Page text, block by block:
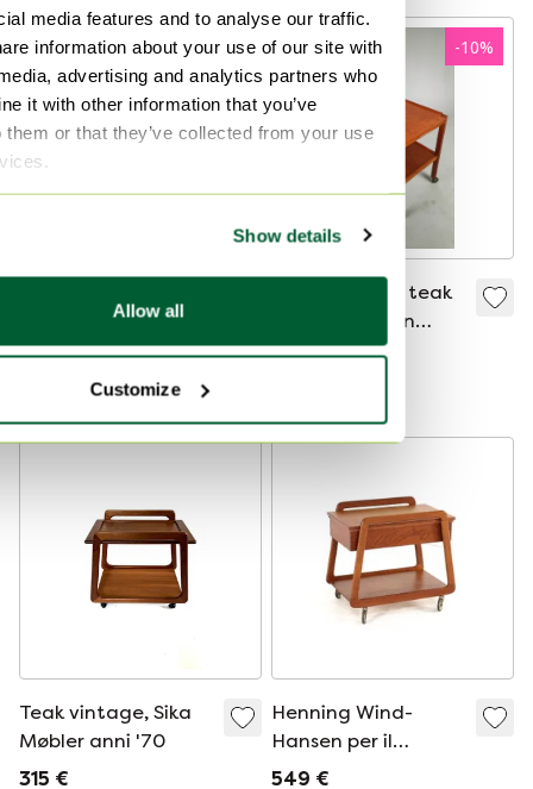
media features and to analyse our traffic.
information about your use of our site with
advertising and analytics partners who
it with other information that you’ve
them or that they’ve collected from your use
Show details
Allow all
Customize
L18 bianco
700 €
Offerta da500 €
-10%
Carrello bar in teak
Erik Gustafsson
Möbelfabrik
225 € 202 €
Teak vintage, Sika
Møbler anni '70
315 €
Henning Wind-
Hansen per il
carrello mobile Sika
549 €